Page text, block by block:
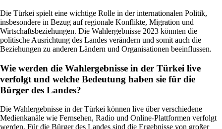
Die Türkei spielt eine wichtige Rolle in der internationalen Politik,
insbesondere in Bezug auf regionale Konflikte, Migration und
Wirtschaftsbeziehungen. Die Wahlergebnisse 2023 könnten die
politische Ausrichtung des Landes verändern und somit auch die
Beziehungen zu anderen Ländern und Organisationen beeinflussen.
Wie werden die Wahlergebnisse in der Türkei live
verfolgt und welche Bedeutung haben sie für die
Bürger des Landes?
Die Wahlergebnisse in der Türkei können live über verschiedene
Medienkanäle wie Fernsehen, Radio und Online-Plattformen verfolgt
werden. Für die Bürger des Landes sind die Ergebnisse von großer